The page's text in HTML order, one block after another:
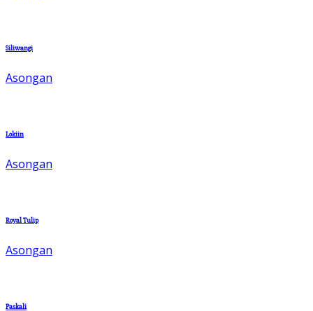
Siliwangi
Asongan
Lokiin
Asongan
Royal Tulip
Asongan
Paskali